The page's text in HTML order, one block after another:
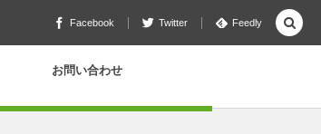
Facebook Twitter Feedly
お問い合わせ